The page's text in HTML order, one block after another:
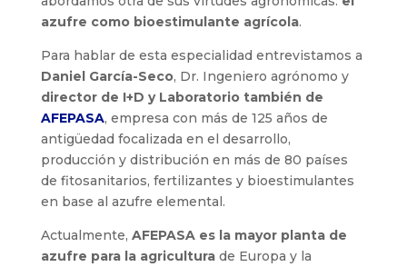
azufre como bioestimulante agrícola.
Para hablar de esta especialidad entrevistamos a
Daniel García-Seco, Dr. Ingeniero agrónomo y
director de I+D y Laboratorio también de
AFEPASA, empresa con más de 125 años de
antigüedad focalizada en el desarrollo,
producción y distribución en más de 80 países
de fitosanitarios, fertilizantes y bioestimulantes
en base al azufre elemental.
Actualmente, AFEPASA es la mayor planta de
azufre para la agriculturade Europa y la